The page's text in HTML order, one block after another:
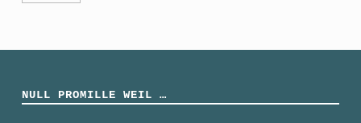
NULL PROMILLE WEIL …